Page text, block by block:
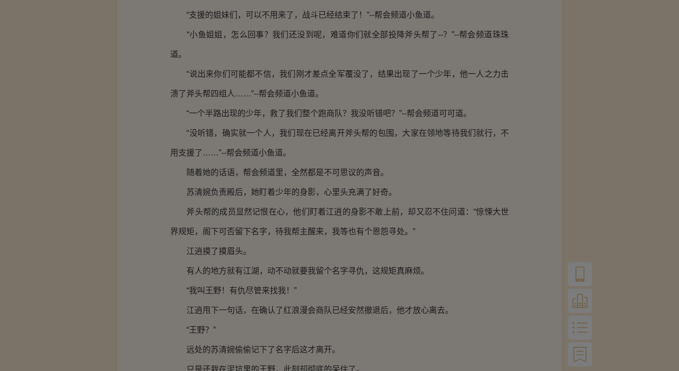
“支援的姐妹们，可以不用来了，战斗已经结束了！”--帮会频道小鱼道。
“小鱼姐姐，怎么回事？我们还没到呢，难道你们就全部投降斧头帮了--？”--帮会频道珠珠
道。
“说出来你们可能都不信，我们刚才差点全军覆没了，结果出现了一个少年，他一人之力击
溃了斧头帮四组人……”--帮会频道小鱼道。
“一个半路出现的少年，救了我们整个跑商队？我没听错吧？”--帮会频道可可道。
“没听错，确实就一个人，我们现在已经离开斧头帮的包围，大家在领地等待我们就行，不
用支援了……”--帮会频道小鱼道。
随着她的话语，帮会频道里，全然都是不可思议的声音。
苏清婉负责殿后，她盯着少年的身影，心里头充满了好奇。
斧头帮的成员显然记恨在心，他们盯着江逍的身影不敢上前，却又忍不住问道：“惊悚大世
界规矩，阁下可否留下名字，待我帮主醒来，我等也有个恩怨寻处。”
江逍摸了摸眉头。
有人的地方就有江湖，动不动就要我留个名字寻仇，这规矩真麻烦。
“我叫王野！有仇尽管来找我！”
江逍甩下一句话，在确认了红浪漫会商队已经安然撤退后，他才放心离去。
“王野？”
远处的苏清婉偷偷记下了名字后这才离开。
只是还栽在泥坑里的王野，此刻却彻底的呆住了。